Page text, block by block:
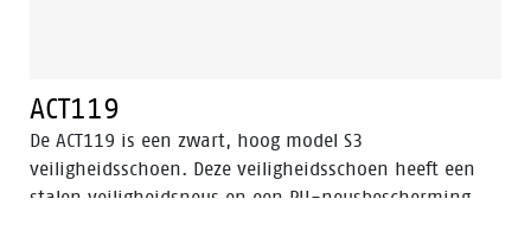
ACT119
De ACT119 is een zwart, hoog model S3
veiligheidsschoen. Deze veiligheidsschoen heeft een
stalen veiligheidsneus en een PU-neusbescherming.